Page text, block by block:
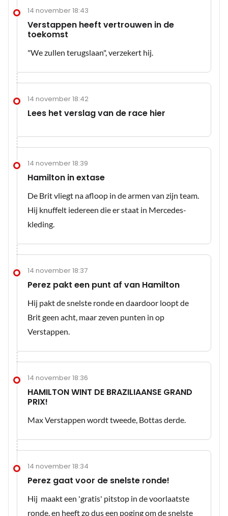
14 november 18:43
Verstappen heeft vertrouwen in de
toekomst
"We zullen terugslaan", verzekert hij.
14 november 18:42
Lees het verslag van de race hier
14 november 18:39
Hamilton in extase
De Brit vliegt na afloop in de armen van zijn team.
Hij knuffelt iedereen die er staat in Mercedes-
kleding.
14 november 18:37
Perez pakt een punt af van Hamilton
Hij pakt de snelste ronde en daardoor loopt de
Brit geen acht, maar zeven punten in op
Verstappen.
14 november 18:36
HAMILTON WINT DE BRAZILIAANSE GRAND
PRIX!
Max Verstappen wordt tweede, Bottas derde.
14 november 18:34
Perez gaat voor de snelste ronde!
Hij maakt een 'gratis' pitstop in de voorlaatste
ronde, en heeft zo dus een poging om de snelste